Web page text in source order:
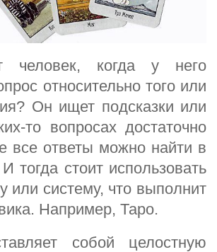
человек, когда у него
относительно того или
Он ищет подсказки или
то вопросах достаточно
все ответы можно найти в
тогда стоит использовать
или систему, что выполнит
Например, Таро.
собой целостную